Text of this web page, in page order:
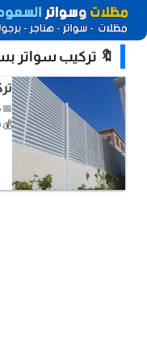
🔖 تركيب سواتر بسعر 120 ريال
📅 6 Aug 2025 • 🏷️ تركيب سواتر • 👤 admin • 📍 الرس
💰